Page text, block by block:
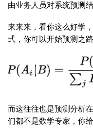
由业务人员对系统预测
来来来，看你这么好学
式，你可以开始预测之路
而这往往也是预测分析
们都不是数学专家，你